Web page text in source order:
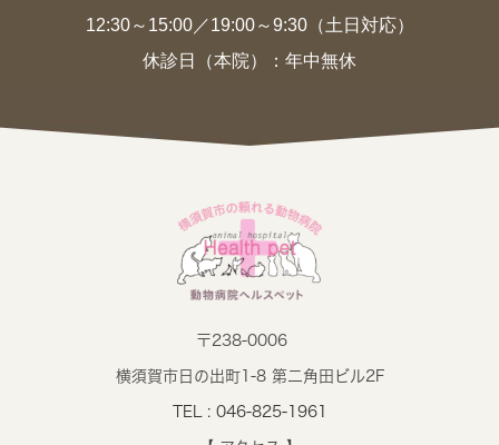
12:30～15:00／19:00～9:30（土日対応）
休診日（本院）：年中無休
〒238-0006
横須賀市日の出町1-8 第二角田ビル2F
TEL : 046-825-1961